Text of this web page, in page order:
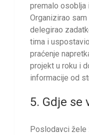
premalo osoblja
Organizirao
delegirao
tima i
praćenje
projekt u roku i
informacije od
5. Gdje se
Poslodavci žele